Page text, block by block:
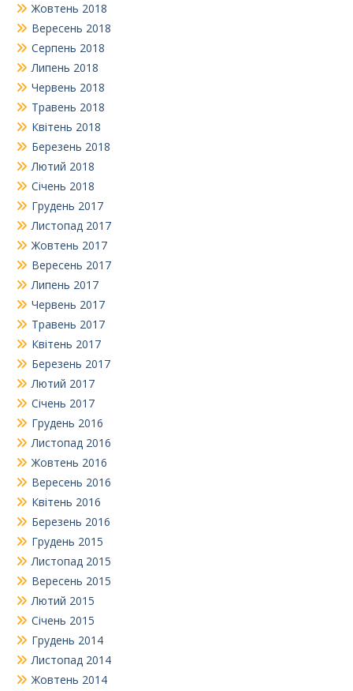
Жовтень 2018
Вересень 2018
Серпень 2018
Липень 2018
Червень 2018
Травень 2018
Квітень 2018
Березень 2018
Лютий 2018
Січень 2018
Грудень 2017
Листопад 2017
Жовтень 2017
Вересень 2017
Липень 2017
Червень 2017
Травень 2017
Квітень 2017
Березень 2017
Лютий 2017
Січень 2017
Грудень 2016
Листопад 2016
Жовтень 2016
Вересень 2016
Квітень 2016
Березень 2016
Грудень 2015
Листопад 2015
Вересень 2015
Лютий 2015
Січень 2015
Грудень 2014
Листопад 2014
Жовтень 2014